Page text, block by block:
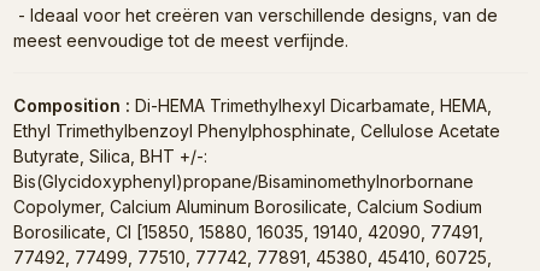
- Ideaal voor het creëren van verschillende designs, van de
meest eenvoudige tot de meest verfijnde.
Composition : Di-HEMA Trimethylhexyl Dicarbamate, HEMA,
Ethyl Trimethylbenzoyl Phenylphosphinate, Cellulose Acetate
Butyrate, Silica, BHT +/-:
Bis(Glycidoxyphenyl)propane/Bisaminomethylnorbornane
Copolymer, Calcium Aluminum Borosilicate, Calcium Sodium
Borosilicate, CI [15850, 15880, 16035, 19140, 42090, 77491,
77492, 77499, 77510, 77742, 77891, 45380, 45410, 60725,